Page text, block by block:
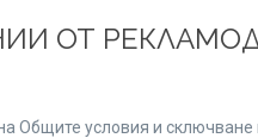
ОТ
Общите условия и